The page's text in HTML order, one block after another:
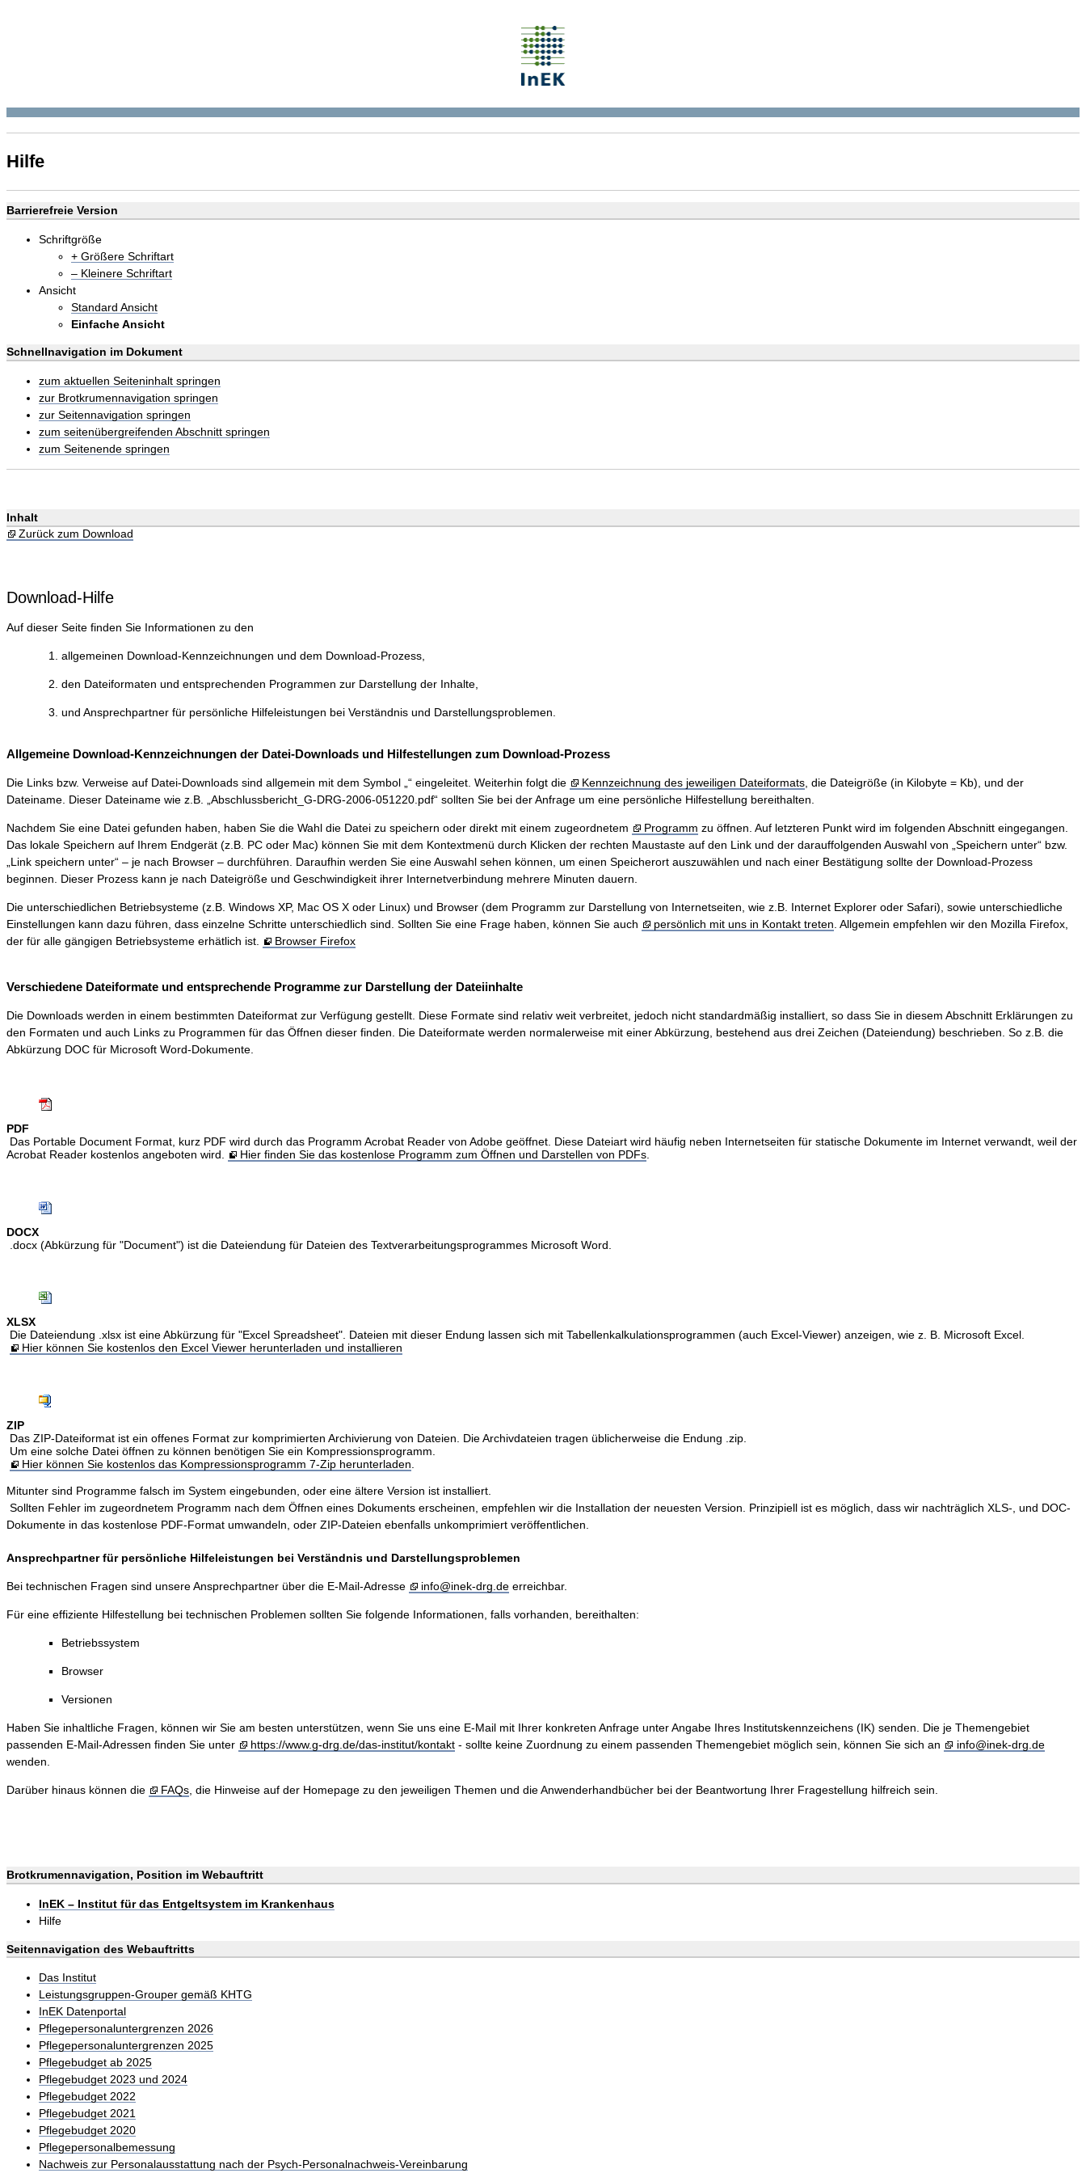
Hilfe
Barrierefreie Version
Schriftgröße
+ Größere Schriftart
– Kleinere Schriftart
Ansicht
Standard Ansicht
Einfache Ansicht
Schnellnavigation im Dokument
zum aktuellen Seiteninhalt springen
zur Brotkrumennavigation springen
zur Seitennavigation springen
zum seitenübergreifenden Abschnitt springen
zum Seitenende springen
Inhalt
Zurück zum Download
Download-Hilfe
Auf dieser Seite finden Sie Informationen zu den
allgemeinen Download-Kennzeichnungen und dem Download-Prozess,
den Dateiformaten und entsprechenden Programmen zur Darstellung der Inhalte,
und Ansprechpartner für persönliche Hilfeleistungen bei Verständnis und Darstellungsproblemen.
Allgemeine Download-Kennzeichnungen der Datei-Downloads und Hilfestellungen zum Download-Prozess
Die Links bzw. Verweise auf Datei-Downloads sind allgemein mit dem Symbol „“ eingeleitet. Weiterhin folgt die Kennzeichnung des jeweiligen Dateiformats , die Dateigröße (in Kilobyte = Kb), und der
Dateiname. Dieser Dateiname wie z.B. „Abschlussbericht_G-DRG-2006-051220.pdf“ sollten Sie bei der Anfrage um eine persönliche Hilfestellung bereithalten.
Nachdem Sie eine Datei gefunden haben, haben Sie die Wahl die Datei zu speichern oder direkt mit einem zugeordnetem Programm zu öffnen. Auf letzteren Punkt wird im folgenden Abschnitt eingegangen.
Das lokale Speichern auf Ihrem Endgerät (z.B. PC oder Mac) können Sie mit dem Kontextmenü durch Klicken der rechten Maustaste auf den Link und der darauffolgenden Auswahl von „Speichern unter“ bzw.
„Link speichern unter“ – je nach Browser – durchführen. Daraufhin werden Sie eine Auswahl sehen können, um einen Speicherort auszuwählen und nach einer Bestätigung sollte der Download-Prozess
beginnen. Dieser Prozess kann je nach Dateigröße und Geschwindigkeit ihrer Internetverbindung mehrere Minuten dauern.
Die unterschiedlichen Betriebsysteme (z.B. Windows XP, Mac OS X oder Linux) und Browser (dem Programm zur Darstellung von Internetseiten, wie z.B. Internet Explorer oder Safari), sowie unterschiedliche
Einstellungen kann dazu führen, dass einzelne Schritte unterschiedlich sind. Sollten Sie eine Frage haben, können Sie auch
persönlich mit uns in Kontakt treten . Allgemein empfehlen wir den Mozilla Firefox,
der für alle gängigen Betriebsysteme erhätlich ist.
Browser Firefox
Verschiedene Dateiformate und entsprechende Programme zur Darstellung der Dateiinhalte
Die Downloads werden in einem bestimmten Dateiformat zur Verfügung gestellt. Diese Formate sind relativ weit verbreitet, jedoch nicht standardmäßig installiert, so dass Sie in diesem Abschnitt Erklärungen zu
den Formaten und auch Links zu Programmen für das Öffnen dieser finden. Die Dateiformate werden normalerweise mit einer Abkürzung, bestehend aus drei Zeichen (Dateiendung) beschrieben. So z.B. die
Abkürzung DOC für Microsoft Word-Dokumente.
PDF
Das Portable Document Format, kurz PDF wird durch das Programm Acrobat Reader von Adobe geöffnet. Diese Dateiart wird häufig neben Internetseiten für statische Dokumente im Internet verwandt, weil der
Acrobat Reader kostenlos angeboten wird.
Hier finden Sie das kostenlose Programm zum Öffnen und Darstellen von PDFs.
DOCX
.docx (Abkürzung für "Document") ist die Dateiendung für Dateien des Textverarbeitungsprogrammes Microsoft Word.
XLSX
Die Dateiendung .xlsx ist eine Abkürzung für "Excel Spreadsheet". Dateien mit dieser Endung lassen sich mit Tabellenkalkulationsprogrammen (auch Excel-Viewer) anzeigen, wie z. B. Microsoft Excel.
Hier können Sie kostenlos den Excel Viewer herunterladen und installieren
ZIP
Das ZIP-Dateiformat ist ein offenes Format zur komprimierten Archivierung von Dateien. Die Archivdateien tragen üblicherweise die Endung .zip.
Um eine solche Datei öffnen zu können benötigen Sie ein Kompressionsprogramm.
Hier können Sie kostenlos das Kompressionsprogramm 7-Zip herunterladen.
Mitunter sind Programme falsch im System eingebunden, oder eine ältere Version ist installiert.
Sollten Fehler im zugeordnetem Programm nach dem Öffnen eines Dokuments erscheinen, empfehlen wir die Installation der neuesten Version. Prinzipiell ist es möglich, dass wir nachträglich XLS-, und DOC-
Dokumente in das kostenlose PDF-Format umwandeln, oder ZIP-Dateien ebenfalls unkomprimiert veröffentlichen.
Ansprechpartner für persönliche Hilfeleistungen bei Verständnis und Darstellungsproblemen
Bei technischen Fragen sind unsere Ansprechpartner über die E-Mail-Adresse info@inek-drg.de erreichbar.
Für eine effiziente Hilfestellung bei technischen Problemen sollten Sie folgende Informationen, falls vorhanden, bereithalten:
Betriebssystem
Browser
Versionen
Haben Sie inhaltliche Fragen, können wir Sie am besten unterstützen, wenn Sie uns eine E-Mail mit Ihrer konkreten Anfrage unter Angabe Ihres Institutskennzeichens (IK) senden. Die je Themengebiet
passenden E-Mail-Adressen finden Sie unter
https://www.g-drg.de/das-institut/kontakt - sollte keine Zuordnung zu einem passenden Themengebiet möglich sein, können Sie sich an
info@inek-drg.de
wenden.
Darüber hinaus können die FAQs, die Hinweise auf der Homepage zu den jeweiligen Themen und die Anwenderhandbücher bei der Beantwortung Ihrer Fragestellung hilfreich sein.
Brotkrumennavigation, Position im Webauftritt
InEK – Institut für das Entgeltsystem im Krankenhaus
Hilfe
Seitennavigation des Webauftritts
Das Institut
Leistungsgruppen-Grouper gemäß KHTG
InEK Datenportal
Pflegepersonaluntergrenzen 2026
Pflegepersonaluntergrenzen 2025
Pflegebudget ab 2025
Pflegebudget 2023 und 2024
Pflegebudget 2022
Pflegebudget 2021
Pflegebudget 2020
Pflegepersonalbemessung
Nachweis zur Personalausstattung nach der Psych-Personalnachweis-Vereinbarung